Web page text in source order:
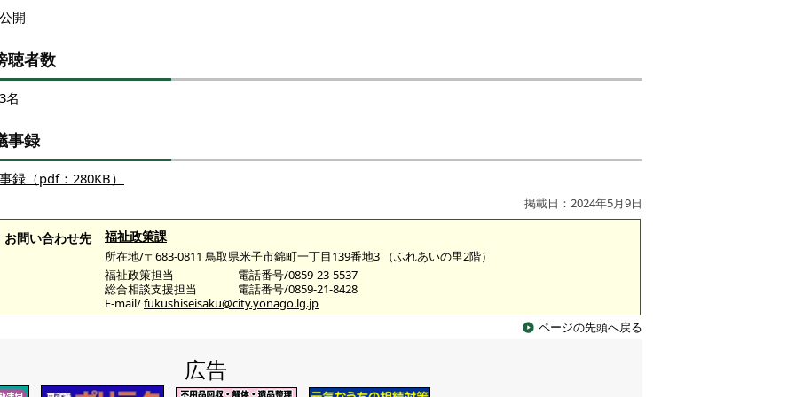
公開
聴者数
事録
録（pdf：280KB）
掲載日：2024年5月9日
お問い合わせ先 福祉政策課
所在地/〒683-0811 鳥取県米子市錦町一丁目139番地3 （ふれあいの里2階）
福祉政策担当
電話番号/0859-23-5537
総合相談支援担当
電話番号/0859-21-8428
E-mail/fukushiseisaku@city.yonago.lg.jp
ページの先頭へ戻る
広告